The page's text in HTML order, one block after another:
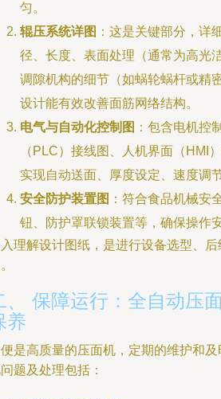
匀。
辊压系统详图 ：这是关键部分，详
径、长度、表面处理（通常为高光
调隙机构的细节（如蜗轮蜗杆或精
设计能有效改善面筋网络结构。
电气与自动化控制图 ：包含电机控
（PLC）接线图、人机界面（HMI
实现自动送面、厚度设定、速度调
安全防护装置图 ：符合食品机械安
钮、防护罩联锁装置等，确保操作安
理解设计图纸，是进行设备选型、
、 保障运行：全自动压
养
是高质量的压面机，定期的维护和
题及处理包括：